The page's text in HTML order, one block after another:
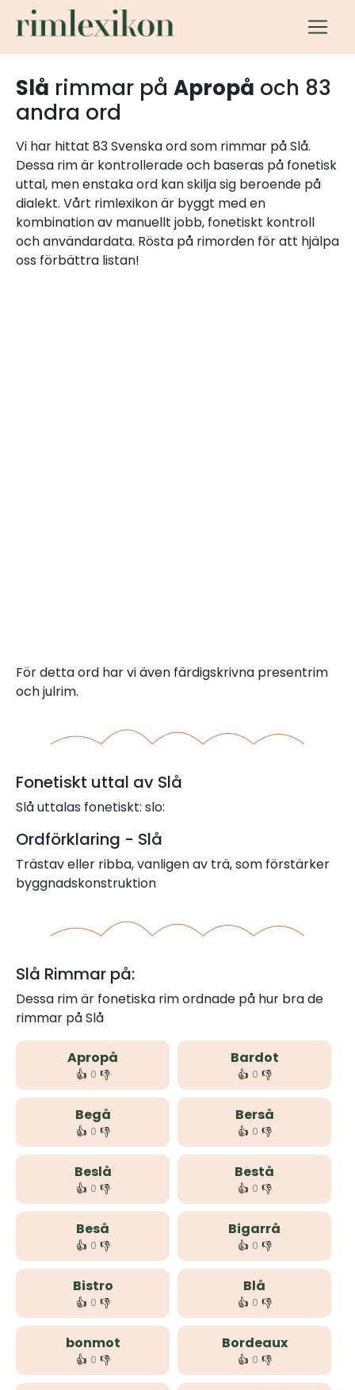
Slå rimmar på Apropå och 83
andra ord
Vi har hittat 83 Svenska ord som rimmar på Slå.
Dessa rim är kontrollerade och baseras på fonetisk
uttal, men enstaka ord kan skilja sig beroende på
dialekt. Vårt rimlexikon är byggt med en
kombination av manuellt jobb, fonetiskt kontroll
och användardata. Rösta på rimorden för att hjälpa
oss förbättra listan!
För detta ord har vi även färdigskrivna presentrim
och julrim.
Fonetiskt uttal av Slå
Slå uttalas fonetiskt: slo:
Ordförklaring - Slå
Trästav eller ribba, vanligen av trä, som förstärker
byggnadskonstruktion
Slå Rimmar på:
Dessa rim är fonetiska rim ordnade på hur bra de
rimmar på Slå
Apropå
👍 0 👎
Bardot
👍 0 👎
Begå
👍 0 👎
Berså
👍 0 👎
Beslå
👍 0 👎
Bestå
👍 0 👎
Beså
👍 0 👎
Bigarrå
👍 0 👎
Bistro
👍 0 👎
Blå
👍 0 👎
bonmot
👍 0 👎
Bordeaux
👍 0 👎